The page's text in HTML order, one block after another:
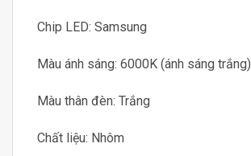
Chip LED: Samsung
Màu ánh sáng: 6000K (ánh sáng trắng)
Màu thân đèn: Trắng
Chất liệu: Nhôm